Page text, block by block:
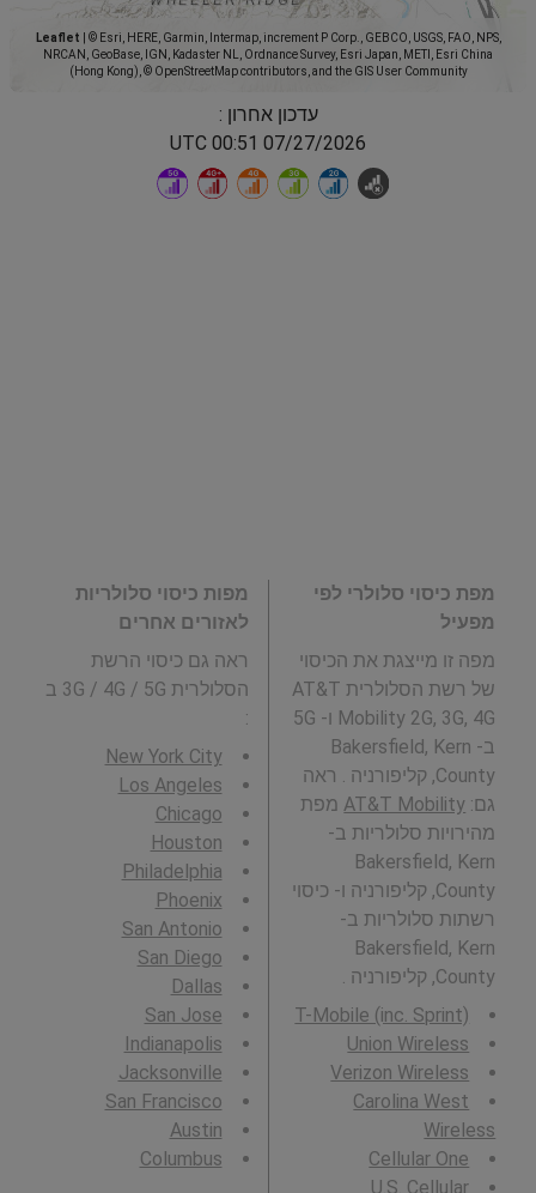
Leaflet
© Esri, HERE, Garmin, Intermap, increment P Corp., GEBCO, USGS, FAO, NPS,
NRCAN, GeoBase, IGN, Kadaster NL, Ordnance Survey, Esri Japan, METI, Esri China
(Hong Kong), © OpenStreetMap contributors, and the GIS User Community
עדכון אחרון :
07/27/2026 00:51 UTC
מפת כיסוי סלולרי לפי
מפעיל
מפה זו מייצגת את הכיסוי
של רשת הסלולרית AT&T
Mobility 2G, 3G, 4G ו- 5G
ב- Bakersfield, Kern
County, קליפורניה . ראה
גם: AT&T Mobilityמפת
מהירויות סלולריות ב-
Bakersfield, Kern
County, קליפורניה ו- כיסוי
רשתות סלולריות ב-
Bakersfield, Kern
County, קליפורניה .
T-Mobile (inc. Sprint)
Union Wireless
Verizon Wireless
Carolina West
Wireless
Cellular One
U.S. Cellular
מפות כיסוי סלולריות
לאזורים אחרים
ראה גם כיסוי הרשת
הסלולרית 3G / 4G / 5G ב
:
New York City
Los Angeles
Chicago
Houston
Philadelphia
Phoenix
San Antonio
San Diego
Dallas
San Jose
Indianapolis
Jacksonville
San Francisco
Austin
Columbus